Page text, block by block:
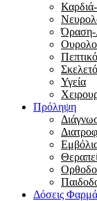
Πεπτικό
Υγεία
Πρόληψη
Δόσεις